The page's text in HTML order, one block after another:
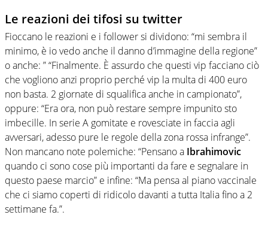
Le reazioni dei tifosi su twitter
Fioccano le reazioni e i follower si dividono: “mi sembra il
minimo, è io vedo anche il danno d’immagine della regione”
o anche: ” “Finalmente. È assurdo che questi vip facciano ciò
che vogliono anzi proprio perché vip la multa di 400 euro
non basta. 2 giornate di squalifica anche in campionato”,
oppure: “Era ora, non può restare sempre impunito sto
imbecille. In serie A gomitate e rovesciate in faccia agli
avversari, adesso pure le regole della zona rossa infrange”.
Non mancano note polemiche: “Pensano a Ibrahimovic
quando ci sono cose più importanti da fare e segnalare in
questo paese marcio” e infine: “Ma pensa al piano vaccinale
che ci siamo coperti di ridicolo davanti a tutta Italia fino a 2
settimane fa.”.